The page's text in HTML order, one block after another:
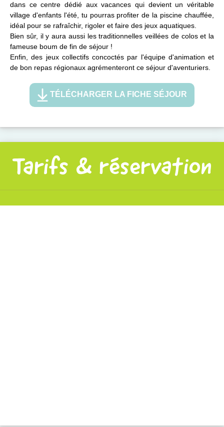
dans ce centre dédié aux vacances qui devient un véritable
village d'enfants l'été, tu pourras profiter de la piscine chauffée,
idéal pour se rafraîchir, rigoler et faire des jeux aquatiques.
Bien sûr, il y aura aussi les traditionnelles veillées de colos et la
fameuse boum de fin de séjour !
Enfin, des jeux collectifs concoctés par l'équipe d'animation et
de bon repas régionaux agrémenteront ce séjour d'aventuriers.
TÉLÉCHARGER LA FICHE SÉJOUR
Tarifs & réservation